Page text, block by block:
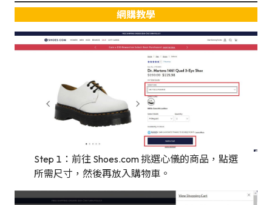
網購教學
Step 1：前往 Shoes.com 挑選心儀的商品，點選
所需尺寸，然後再放入購物車。